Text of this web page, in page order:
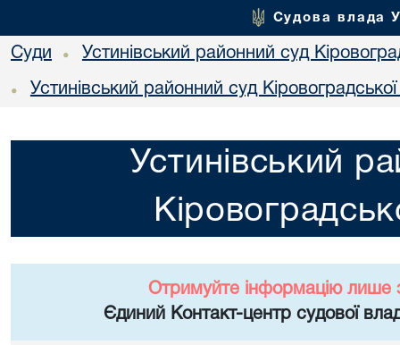
Судова влада
Суди • Устинівський районний суд
• Устинівський районний суд Кіровоградської
Устинівський
Отримуйте інформацію лише
Єдиний Контакт-центр судової